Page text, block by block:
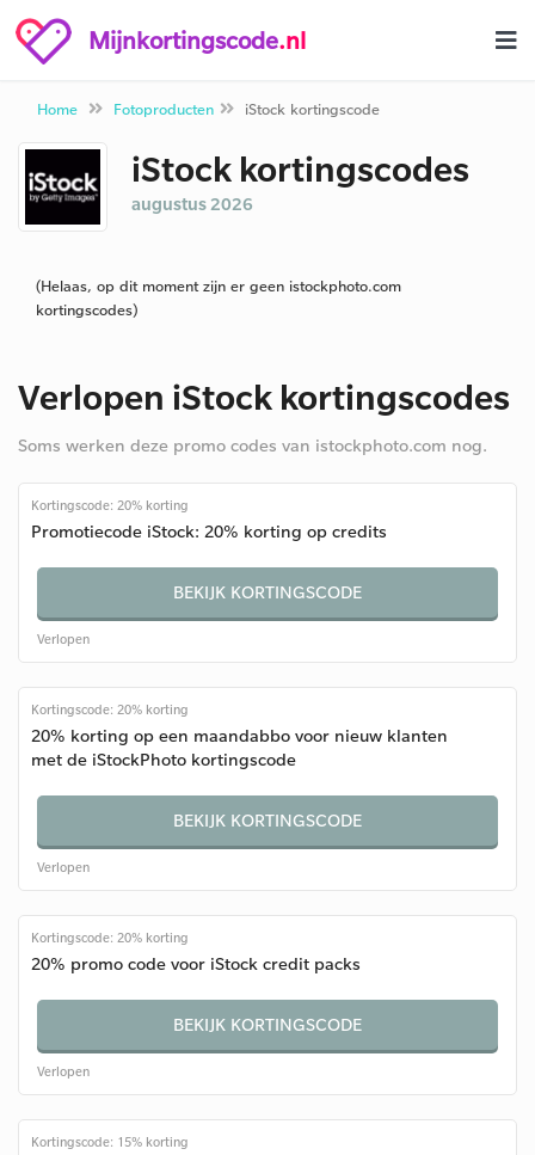
Mijnkortingscode.nl
Home Fotoproducten iStock kortingscode
iStock kortingscodes
augustus 2026
(Helaas, op dit moment zijn er geen istockphoto.com
kortingscodes)
Verlopen iStock kortingscodes
Soms werken deze promo codes van istockphoto.com nog.
Kortingscode: 20% korting
Promotiecode iStock: 20% korting op credits
BEKIJK KORTINGSCODE
Verlopen
Kortingscode: 20% korting
20% korting op een maandabbo voor nieuw klanten
met de iStockPhoto kortingscode
BEKIJK KORTINGSCODE
Verlopen
Kortingscode: 20% korting
20% promo code voor iStock credit packs
BEKIJK KORTINGSCODE
Verlopen
Kortingscode: 15% korting